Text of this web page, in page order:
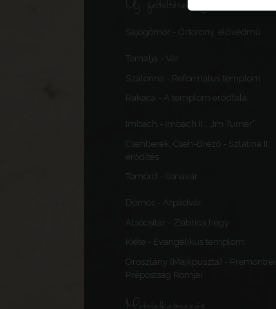
Új feltöltések, frissítések
Sajógömör - Őrtorony, elővédmű
Tornalja - Vár
Szalonna - Református templom
Rakaca - A templom erődfala
Imbach - Imbach II., „Im Turner”
Csehberek, Cseh-Brézó - Szlatina II.
erődítés
Tömörd - Ilonavár
Dömös - Árpádvár
Alsócsitár - Zsibrica hegy
Kiéte - Evangélikus templom
Oroszlány (Majkpuszta) - Premontrei
Prépostság Romjai
Mobilalkalmazás